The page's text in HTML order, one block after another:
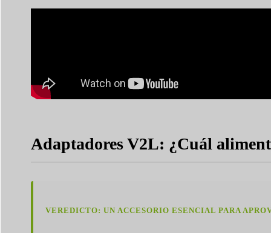
Adaptadores V2L: ¿Cuál
VEREDICTO: UN ACCESORIO ESENCIAL PARA